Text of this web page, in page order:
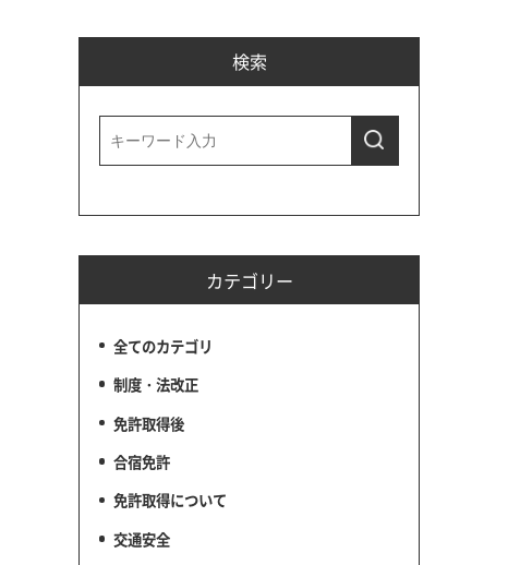
検索
カテゴリー
全てのカテゴリ
制度・法改正
免許取得後
合宿免許
免許取得について
交通安全